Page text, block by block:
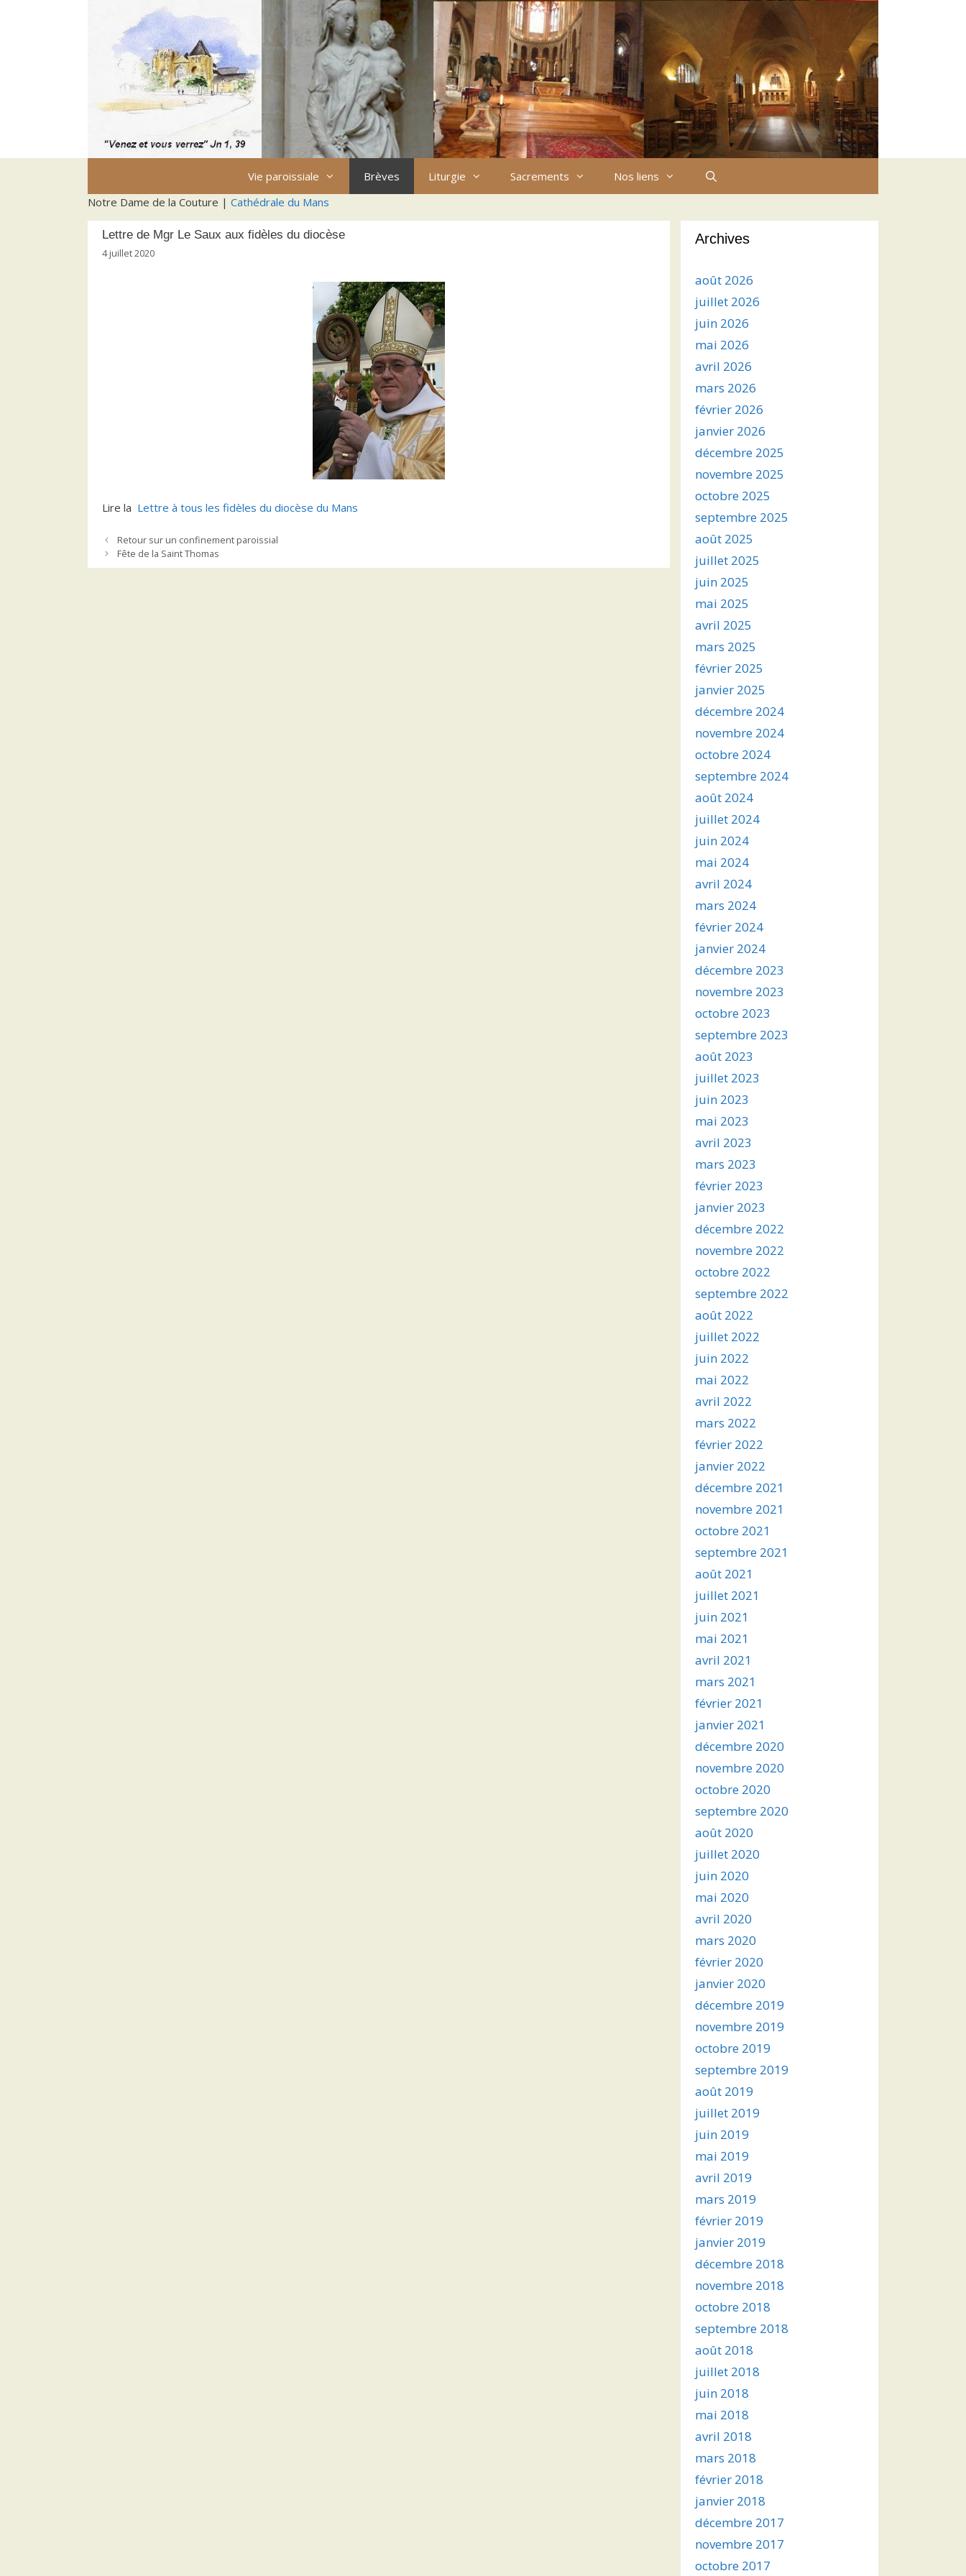
Vie paroissiale Brèves Liturgie Sacrements
Nos liens
Notre Dame de la Couture | Cathédrale du Mans
Lettre de Mgr Le Saux aux fidèles du diocèse
4 juillet 2020
Lire la Lettre à tous les fidèles du diocèse du Mans
Retour sur un confinement paroissial
Fête de la Saint Thomas
Archives
août 2026
juillet 2026
juin 2026
mai 2026
avril 2026
mars 2026
février 2026
janvier 2026
décembre 2025
novembre 2025
octobre 2025
septembre 2025
août 2025
juillet 2025
juin 2025
mai 2025
avril 2025
mars 2025
février 2025
janvier 2025
décembre 2024
novembre 2024
octobre 2024
septembre 2024
août 2024
juillet 2024
juin 2024
mai 2024
avril 2024
mars 2024
février 2024
janvier 2024
décembre 2023
novembre 2023
octobre 2023
septembre 2023
août 2023
juillet 2023
juin 2023
mai 2023
avril 2023
mars 2023
février 2023
janvier 2023
décembre 2022
novembre 2022
octobre 2022
septembre 2022
août 2022
juillet 2022
juin 2022
mai 2022
avril 2022
mars 2022
février 2022
janvier 2022
décembre 2021
novembre 2021
octobre 2021
septembre 2021
août 2021
juillet 2021
juin 2021
mai 2021
avril 2021
mars 2021
février 2021
janvier 2021
décembre 2020
novembre 2020
octobre 2020
septembre 2020
août 2020
juillet 2020
juin 2020
mai 2020
avril 2020
mars 2020
février 2020
janvier 2020
décembre 2019
novembre 2019
octobre 2019
septembre 2019
août 2019
juillet 2019
juin 2019
mai 2019
avril 2019
mars 2019
février 2019
janvier 2019
décembre 2018
novembre 2018
octobre 2018
septembre 2018
août 2018
juillet 2018
juin 2018
mai 2018
avril 2018
mars 2018
février 2018
janvier 2018
décembre 2017
novembre 2017
octobre 2017